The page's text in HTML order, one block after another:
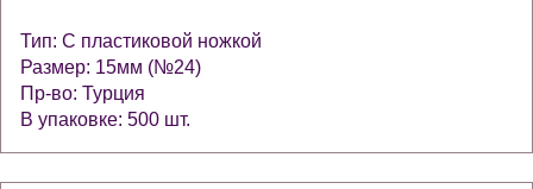
Тип: С пластиковой ножкой
Размер: 15мм (№24)
Пр-во: Турция
В упаковке: 500 шт.